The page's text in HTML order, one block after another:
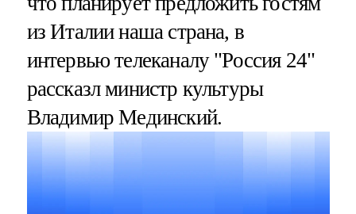
из Италии наша страна, в
интервью телеканалу "Россия 24"
рассказл министр культуры
Владимир Мединский.